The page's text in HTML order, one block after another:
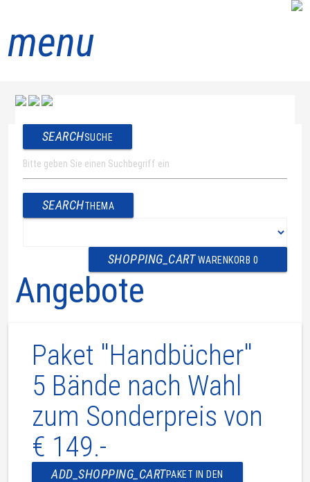
menu
SEARCHSUCHE
SEARCHTHEMA
SHOPPING_CART WARENKORB 0
Angebote
Paket "Handbücher"
5 Bände nach Wahl
zum Sonderpreis von
€ 149.-
ADD_SHOPPING_CARTPAKET IN DEN